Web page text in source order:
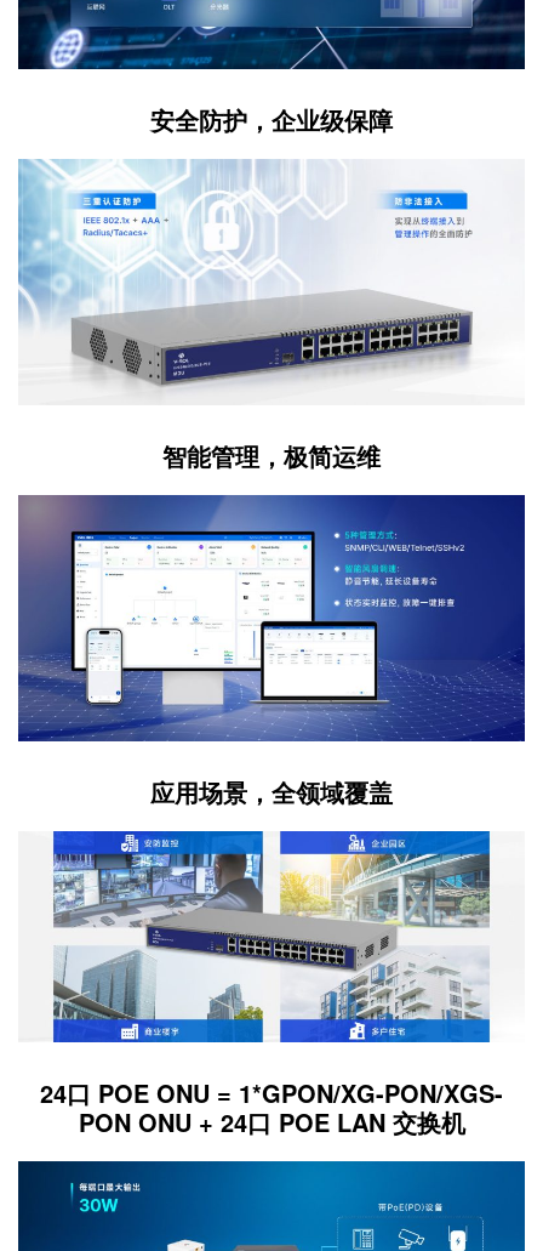
安全防护，企业级保障
智能管理，极简运维
应用场景，全领域覆盖
24口 POE ONU = 1*GPON/XG-PON/XGS-
PON ONU + 24口 POE LAN 交换机